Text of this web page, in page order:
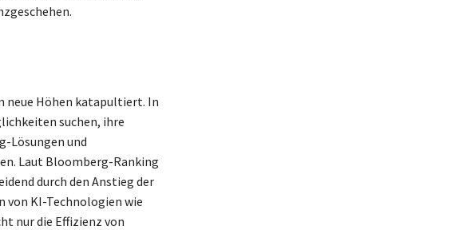
neue Höhen katapultiert. In
suchen, ihre
Lösungen und
Laut Bloomberg-Ranking
durch den Anstieg der
KI-Technologien wie
nur die Effizienz von